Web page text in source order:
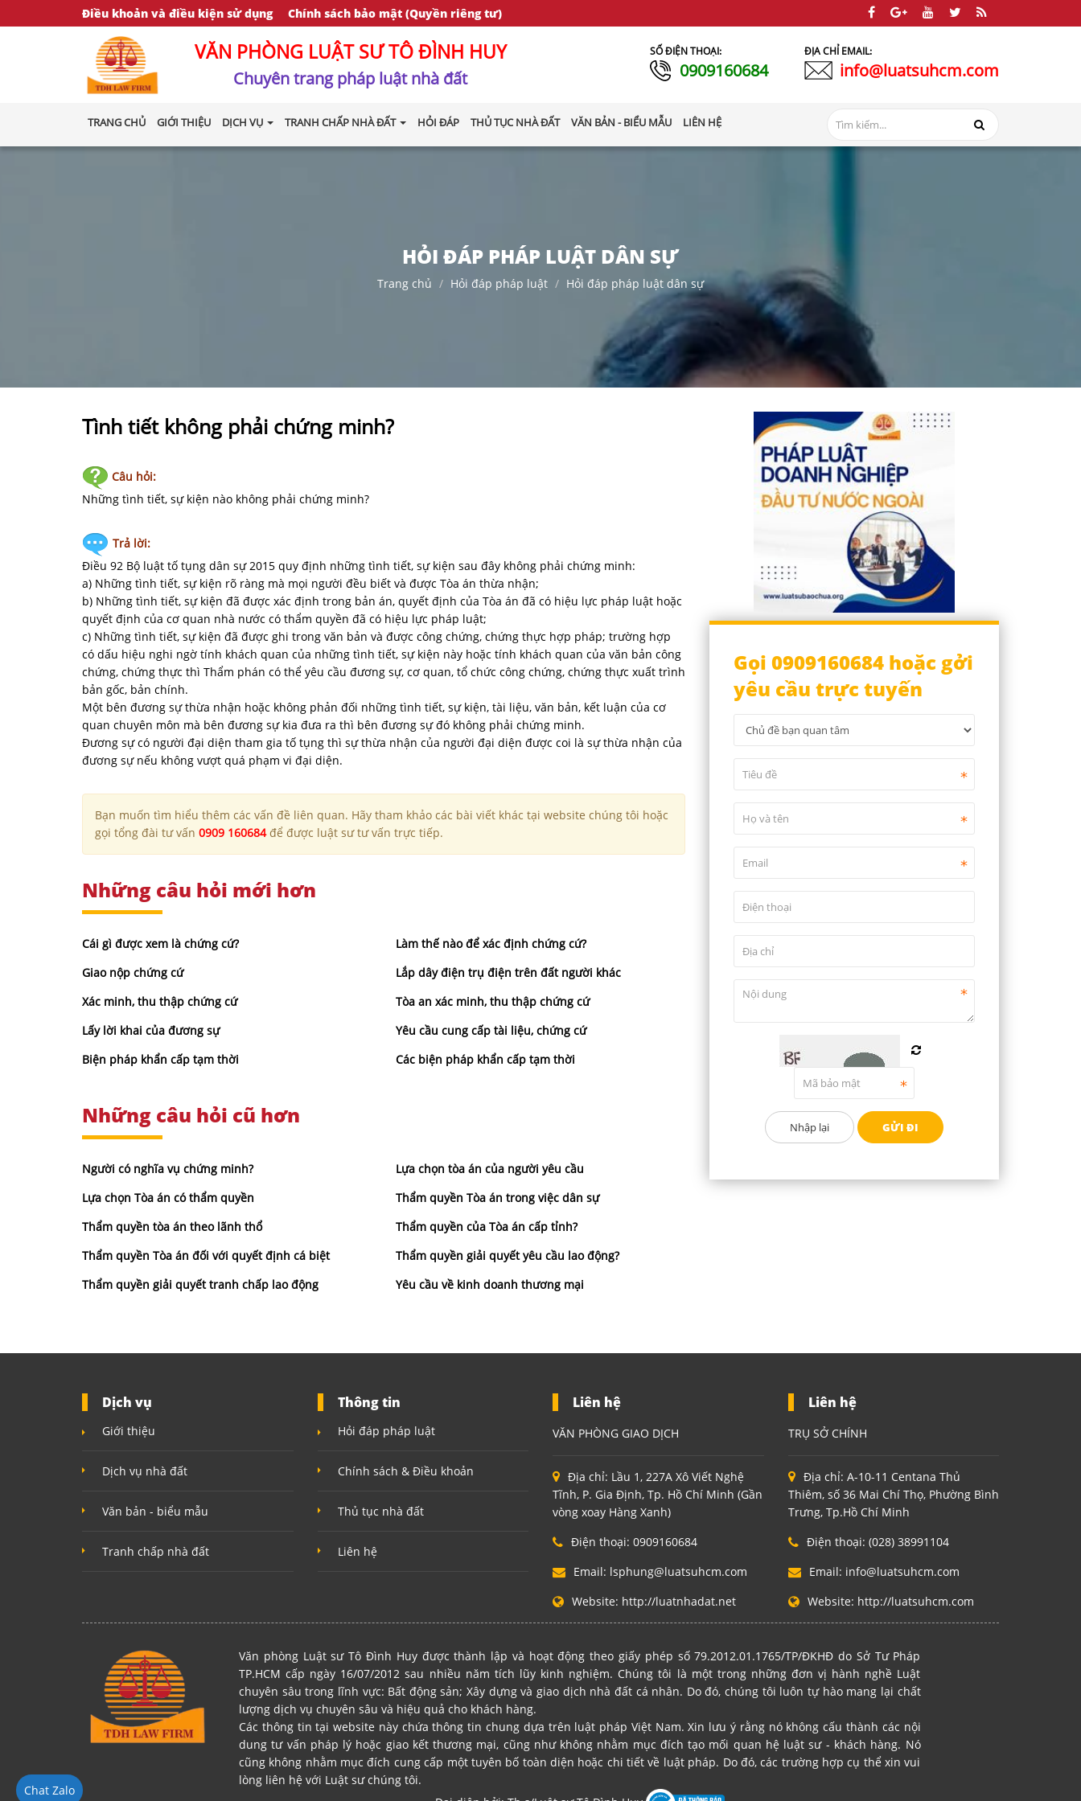
Điều khoản và điều kiện sử dụng Chính sách bảo mật (Quyền riêng tư)
VĂN PHÒNG LUẬT SƯ TÔ ĐÌNH HUY
Chuyên trang pháp luật nhà đất
SỐ ĐIỆN THOẠI:
0909160684
ĐỊA CHỈ EMAIL:
info@luatsuhcm.com
TRANG CHỦ GIỚI THIỆU DỊCH VỤ TRANH CHẤP NHÀ ĐẤT HỎI ĐÁP THỦ TỤC NHÀ ĐẤT VĂN BẢN - BIỂU MẪU LIÊN HỆ
HỎI ĐÁP PHÁP LUẬT DÂN SỰ
Trang chủ Hỏi đáp pháp luật Hỏi đáp pháp luật dân sự
Tình tiết không phải chứng minh?
Câu hỏi:
Những tình tiết, sự kiện nào không phải chứng minh?
Trả lời:
Điều 92 Bộ luật tố tụng dân sự 2015 quy định những tình tiết, sự kiện sau đây không phải chứng minh:
a) Những tình tiết, sự kiện rõ ràng mà mọi người đều biết và được Tòa án thừa nhận;
b) Những tình tiết, sự kiện đã được xác định trong bản án, quyết định của Tòa án đã có hiệu lực pháp luật hoặc
quyết định của cơ quan nhà nước có thẩm quyền đã có hiệu lực pháp luật;
c) Những tình tiết, sự kiện đã được ghi trong văn bản và được công chứng, chứng thực hợp pháp; trường hợp
có dấu hiệu nghi ngờ tính khách quan của những tình tiết, sự kiện này hoặc tính khách quan của văn bản công
chứng, chứng thực thì Thẩm phán có thể yêu cầu đương sự, cơ quan, tổ chức công chứng, chứng thực xuất trình
bản gốc, bản chính.
Một bên đương sự thừa nhận hoặc không phản đối những tình tiết, sự kiện, tài liệu, văn bản, kết luận của cơ
quan chuyên môn mà bên đương sự kia đưa ra thì bên đương sự đó không phải chứng minh.
Đương sự có người đại diện tham gia tố tụng thì sự thừa nhận của người đại diện được coi là sự thừa nhận của
đương sự nếu không vượt quá phạm vi đại diện.
Bạn muốn tìm hiểu thêm các vấn đề liên quan. Hãy tham khảo các bài viết khác tại website chúng tôi hoặc
gọi tổng đài tư vấn 0909 160684để được luật sư tư vấn trực tiếp.
Những câu hỏi mới hơn
Cái gì được xem là chứng cứ?
Làm thế nào để xác định chứng cứ?
Giao nộp chứng cứ
Lắp dây điện trụ điện trên đất người khác
Xác minh, thu thập chứng cứ
Tòa an xác minh, thu thập chứng cứ
Lấy lời khai của đương sự
Yêu cầu cung cấp tài liệu, chứng cứ
Biện pháp khẩn cấp tạm thời
Các biện pháp khẩn cấp tạm thời
Những câu hỏi cũ hơn
Người có nghĩa vụ chứng minh?
Lựa chọn tòa án của người yêu cầu
Lựa chọn Tòa án có thẩm quyền
Thẩm quyền Tòa án trong việc dân sự
Thẩm quyền tòa án theo lãnh thổ
Thẩm quyền của Tòa án cấp tỉnh?
Thẩm quyền Tòa án đối với quyết định cá biệt
Thẩm quyền giải quyết yêu cầu lao động?
Thẩm quyền giải quyết tranh chấp lao động
Yêu cầu về kinh doanh thương mại
Gọi 0909160684 hoặc gởi
yêu cầu trực tuyến
Dịch vụ
Giới thiệu
Dịch vụ nhà đất
Văn bản - biểu mẫu
Tranh chấp nhà đất
Thông tin
Hỏi đáp pháp luật
Chính sách & Điều khoản
Thủ tục nhà đất
Liên hệ
Liên hệ
VĂN PHÒNG GIAO DỊCH
Địa chỉ: Lầu 1, 227A Xô Viết Nghệ
Tĩnh, P. Gia Định, Tp. Hồ Chí Minh (Gần
vòng xoay Hàng Xanh)
Điện thoại: 0909160684
Email: lsphung@luatsuhcm.com
Website: http://luatnhadat.net
Liên hệ
TRỤ SỞ CHÍNH
Địa chỉ: A-10-11 Centana Thủ
Thiêm, số 36 Mai Chí Thọ, Phường Bình
Trưng, Tp.Hồ Chí Minh
Điện thoại: (028) 38991104
Email: info@luatsuhcm.com
Website: http://luatsuhcm.com
Văn phòng Luật sư Tô Đình Huy được thành lập và hoạt động theo giấy phép số 79.2012.01.1765/TP/ĐKHĐ do Sở Tư Pháp
TP.HCM cấp ngày 16/07/2012 sau nhiều năm tích lũy kinh nghiệm. Chúng tôi là một trong những đơn vị hành nghề Luật
chuyên sâu trong lĩnh vực: Bất động sản; Xây dựng và giao dịch nhà đất cá nhân. Do đó, chúng tôi luôn tự hào mang lại chất
lượng dịch vụ chuyên sâu và hiệu quả cho khách hàng.
Các thông tin tại website này chứa thông tin chung dựa trên luật pháp Việt Nam. Xin lưu ý rằng nó không cấu thành các nội
dung tư vấn pháp lý hoặc giao kết thương mại, cũng như không nhằm mục đích tạo mối quan hệ luật sư - khách hàng. Nó
cũng không nhằm mục đích cung cấp một tuyên bố toàn diện hoặc chi tiết về luật pháp. Do đó, các trường hợp cụ thể xin vui
lòng liên hệ với Luật sư chúng tôi.
Chat Zalo